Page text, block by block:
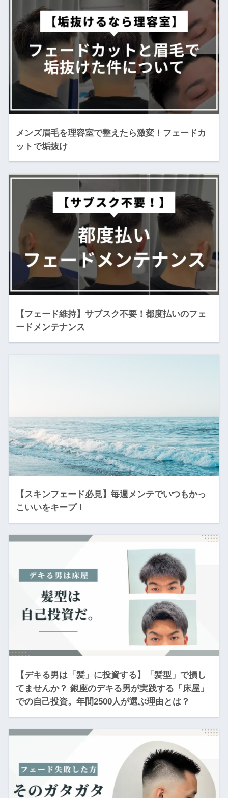
メンズ眉毛を理容室で整えたら激変！フェードカ
ットで垢抜け
【フェード維持】サブスク不要！都度払いのフェ
ードメンテナンス
【スキンフェード必見】毎週メンテでいつもかっ
こいいをキープ！
【デキる男は「髪」に投資する】「髪型」で損し
てませんか？ 銀座のデキる男が実践する「床屋」
での自己投資。年間2500人が選ぶ理由とは？